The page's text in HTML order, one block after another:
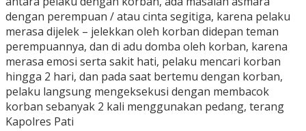
dengan perempuan / atau cinta segitiga, karena pelaku
merasa dijelek – jelekkan oleh korban didepan teman
perempuannya, dan di adu domba oleh korban, karena
merasa emosi serta sakit hati, pelaku mencari korban
hingga 2 hari, dan pada saat bertemu dengan korban,
pelaku langsung mengeksekusi dengan membacok
korban sebanyak 2 kali menggunakan pedang, terang
Kapolres Pati